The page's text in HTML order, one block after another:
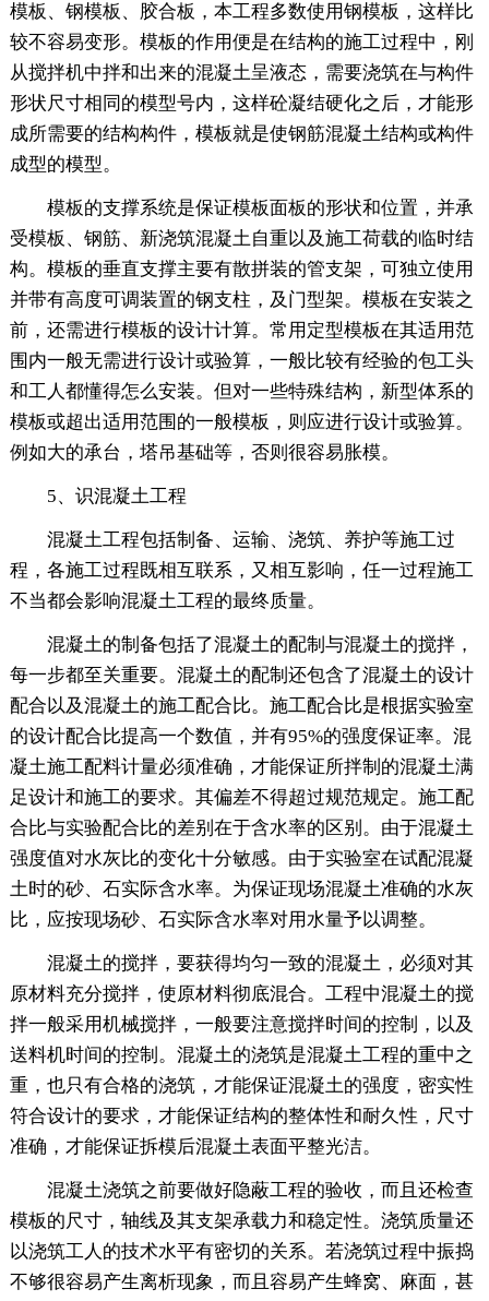
模板、钢模板、胶合板，本工程多数使用钢模板，这样比
较不容易变形。模板的作用便是在结构的施工过程中，刚
从搅拌机中拌和出来的混凝土呈液态，需要浇筑在与构件
形状尺寸相同的模型号内，这样砼凝结硬化之后，才能形
成所需要的结构构件，模板就是使钢筋混凝土结构或构件
成型的模型。
模板的支撑系统是保证模板面板的形状和位置，并承
受模板、钢筋、新浇筑混凝土自重以及施工荷载的临时结
构。模板的垂直支撑主要有散拼装的管支架，可独立使用
并带有高度可调装置的钢支柱，及门型架。模板在安装之
前，还需进行模板的设计计算。常用定型模板在其适用范
围内一般无需进行设计或验算，一般比较有经验的包工头
和工人都懂得怎么安装。但对一些特殊结构，新型体系的
模板或超出适用范围的一般模板，则应进行设计或验算。
例如大的承台，塔吊基础等，否则很容易胀模。
5、识混凝土工程
混凝土工程包括制备、运输、浇筑、养护等施工过
程，各施工过程既相互联系，又相互影响，任一过程施工
不当都会影响混凝土工程的最终质量。
混凝土的制备包括了混凝土的配制与混凝土的搅拌，
每一步都至关重要。混凝土的配制还包含了混凝土的设计
配合以及混凝土的施工配合比。施工配合比是根据实验室
的设计配合比提高一个数值，并有95%的强度保证率。混
凝土施工配料计量必须准确，才能保证所拌制的混凝土满
足设计和施工的要求。其偏差不得超过规范规定。施工配
合比与实验配合比的差别在于含水率的区别。由于混凝土
强度值对水灰比的变化十分敏感。由于实验室在试配混凝
土时的砂、石实际含水率。为保证现场混凝土准确的水灰
比，应按现场砂、石实际含水率对用水量予以调整。
混凝土的搅拌，要获得均匀一致的混凝土，必须对其
原材料充分搅拌，使原材料彻底混合。工程中混凝土的搅
拌一般采用机械搅拌，一般要注意搅拌时间的控制，以及
送料机时间的控制。混凝土的浇筑是混凝土工程的重中之
重，也只有合格的浇筑，才能保证混凝土的强度，密实性
符合设计的要求，才能保证结构的整体性和耐久性，尺寸
准确，才能保证拆模后混凝土表面平整光洁。
混凝土浇筑之前要做好隐蔽工程的验收，而且还检查
模板的尺寸，轴线及其支架承载力和稳定性。浇筑质量还
以浇筑工人的技术水平有密切的关系。若浇筑过程中振捣
不够很容易产生离析现象，而且容易产生蜂窝、麻面，甚